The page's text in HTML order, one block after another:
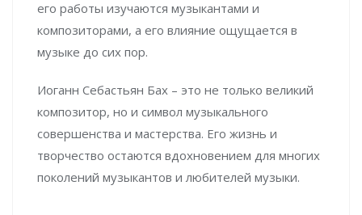
его работы изучаются музыкантами и
композиторами, а его влияние ощущается в
музыке до сих пор.
Иоганн Себастьян Бах – это не только великий
композитор, но и символ музыкального
совершенства и мастерства. Его жизнь и
творчество остаются вдохновением для многих
поколений музыкантов и любителей музыки.